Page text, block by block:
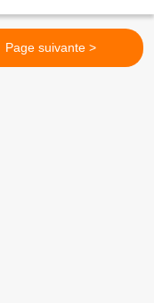
Page suivante >